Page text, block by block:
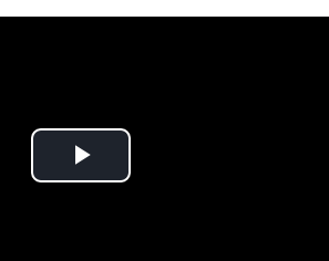
Play Video